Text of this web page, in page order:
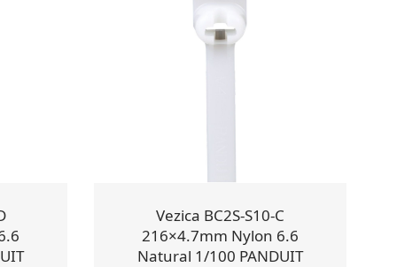
Vezica BC2S-S10-C
216×4.7mm Nylon 6.6
Natural 1/100 PANDUIT